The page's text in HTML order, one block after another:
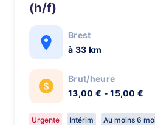
(h/f)
Brest
à 33 km
Brut/heure
13,00 € - 15,00 €
Urgente Intérim Au moins 6